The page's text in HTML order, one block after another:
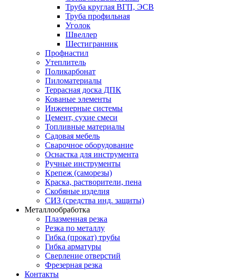
Труба круглая ВГП, ЭСВ
Труба профильная
Уголок
Швеллер
Шестигранник
Профнастил
Утеплитель
Поликарбонат
Пиломатериалы
Террасная доска ДПК
Кованые элементы
Инженерные системы
Цемент, сухие смеси
Топливные материалы
Садовая мебель
Сварочное оборудование
Оснастка для инструмента
Ручные инструменты
Крепеж (саморезы)
Краска, растворители, пена
Скобяные изделия
СИЗ (средства инд. защиты)
Металлообработка
Плазменная резка
Резка по металлу
Гибка (прокат) трубы
Гибка арматуры
Сверление отверстий
Фрезерная резка
Контакты